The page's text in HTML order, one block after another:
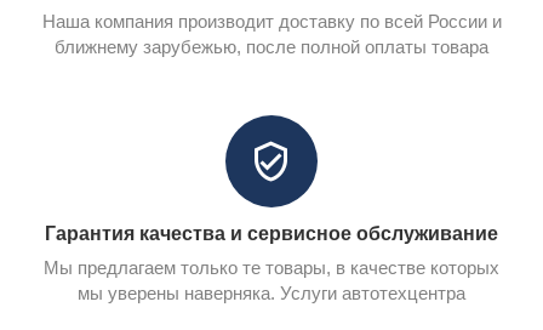
Наша компания производит доставку по всей России и
ближнему зарубежью, после полной оплаты товара
Гарантия качества и сервисное обслуживание
Мы предлагаем только те товары, в качестве которых
мы уверены наверняка. Услуги автотехцентра